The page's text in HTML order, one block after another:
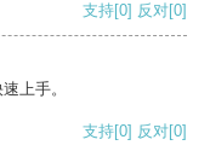
支持[0] 反对[0]
上手。
支持[0] 反对[0]